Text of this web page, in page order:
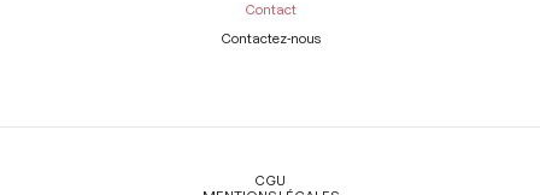
Contact
Contactez-nous
Légal
CGU